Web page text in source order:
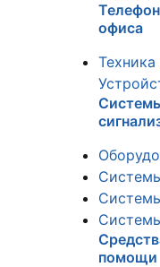
офиса
помощи